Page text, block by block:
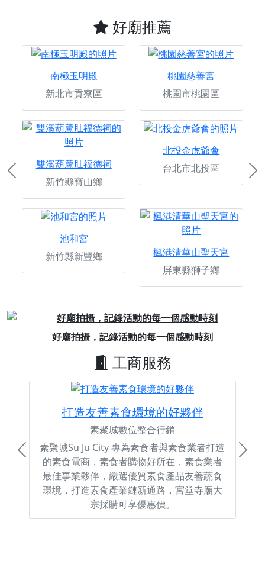
好廟推薦
南極玉明殿
新北市貢寮區
桃園慈善宮
桃園市桃園區
雙溪葫蘆肚福德祠
新竹縣寶山鄉
北投金虎爺會
台北市北投區
池和宮
新竹縣新豐鄉
楓港清華山聖天宮
屏東縣獅子鄉
Previous
好廟拍攝，記錄活動的每一個感動時刻
Previous
工商服務
打造友善素食環境的好夥伴
素聚城數位整合行銷
素聚城Su Ju City 專為素食者與素食業者打造
的素食電商，素食者購物好所在，素食業者
最佳事業夥伴，嚴選優質素食產品友善蔬食
環境，打造素食產業鏈新通路，宮堂寺廟大
宗採購可享優惠價。
Previous Next